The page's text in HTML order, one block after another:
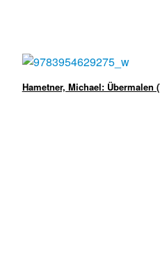
Hametner, Michael: Übermalen